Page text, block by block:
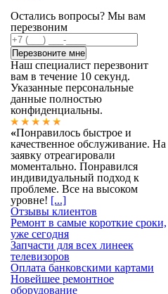
Остались вопросы? Мы вам
перезвоним
Наш специалист перезвонит
вам в течение 10 секунд.
Указанные персональные
данные полностью
конфиденциальны.
«Понравилось быстрое и
качественное обслуживание. На
заявку отреагировали
моментально. Понравился
индивидуальный подход к
проблеме. Все на высоком
уровне! [...]
Отзывы клиентов
Ремонт в самые короткие сроки,
уже сегодня
Запчасти для всех линеек
телевизоров
Оплата банковскими картами
Новейшее ремонтное
оборудование